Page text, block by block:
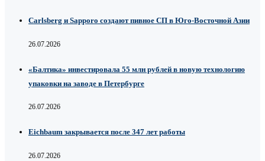
Carlsberg и Sapporo создают пивное СП в Юго-Восточной Азии
26.07.2026
«Балтика» инвестировала 55 млн рублей в новую технологию
упаковки на заводе в Петербурге
26.07.2026
Eichbaum закрывается после 347 лет работы
26.07.2026